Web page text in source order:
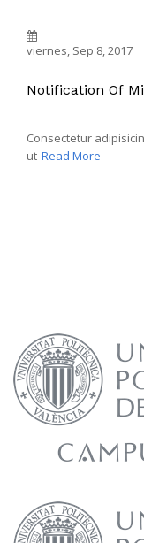
viernes, Sep 8, 2017
Notification Of
Consectetur
ut Read More